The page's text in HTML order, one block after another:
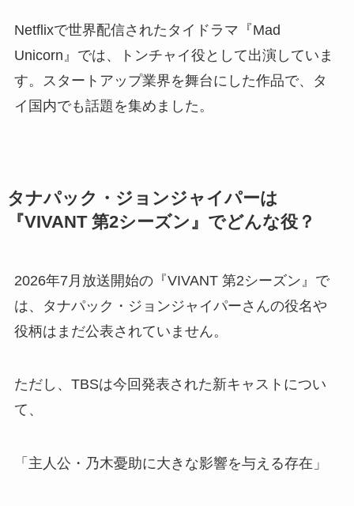
Netflixで世界配信されたタイドラマ『Mad
Unicorn』では、トンチャイ役として出演していま
す。スタートアップ業界を舞台にした作品で、タ
イ国内でも話題を集めました。
タナパック・ジョンジャイパーは
『VIVANT 第2シーズン』でどんな役？
2026年7月放送開始の『VIVANT 第2シーズン』で
は、タナパック・ジョンジャイパーさんの役名や
役柄はまだ公表されていません。
ただし、TBSは今回発表された新キャストについ
て、
「主人公・乃木憂助に大きな影響を与える存在」